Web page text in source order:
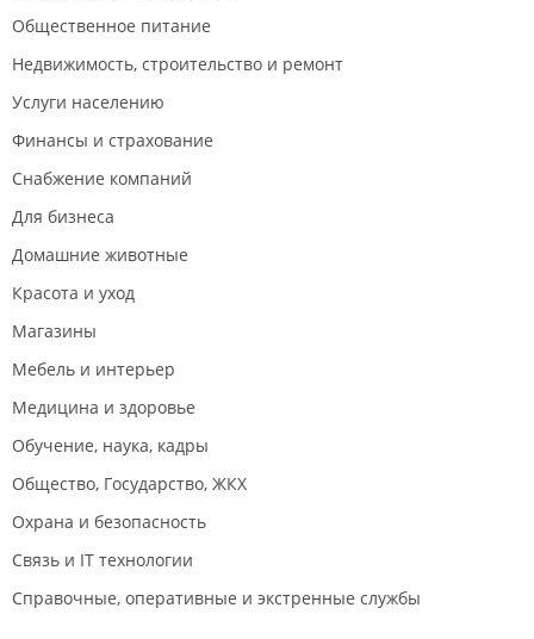
Общественное питание
Недвижимость, строительство и ремонт
Услуги населению
Финансы и страхование
Снабжение компаний
Для бизнеса
Домашние животные
Красота и уход
Магазины
Мебель и интерьер
Медицина и здоровье
Обучение, наука, кадры
Общество, Государство, ЖКХ
Охрана и безопасность
Связь и IT технологии
Справочные, оперативные и экстренные службы